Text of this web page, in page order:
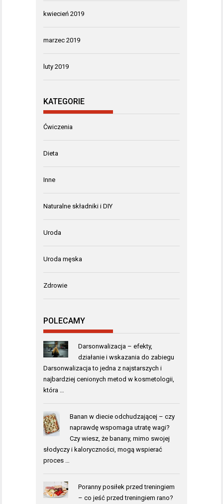
kwiecień 2019
marzec 2019
luty 2019
KATEGORIE
Ćwiczenia
Dieta
Inne
Naturalne składniki i DIY
Uroda
Uroda męska
Zdrowie
POLECAMY
Darsonwalizacja – efekty,
działanie i wskazania do zabiegu
Darsonwalizacja to jedna z najstarszych i
najbardziej cenionych metod w kosmetologii,
która …
Banan w diecie odchudzającej – czy
naprawdę wspomaga utratę wagi?
Czy wiesz, że banany, mimo swojej
słodyczy i kaloryczności, mogą wspierać
proces …
Poranny posiłek przed treningiem
– co jeść przed treningiem rano?